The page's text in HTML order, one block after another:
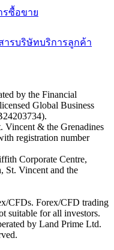
รซื้อขาย
ารบริษัทบริการลูกค้า
by the Financial
Global Business
Vincent & the Grenadines
registration number
Corporate Centre,
St. Vincent and the
CFDs. Forex/CFD trading
suitable for all investors.
by Land Prime Ltd.